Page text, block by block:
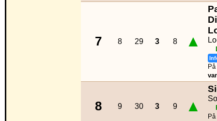
7 8 29 3 8 ▲
8 9 30 3 9 ▲